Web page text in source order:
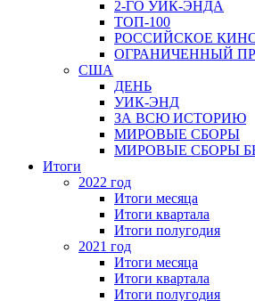
2-ГО УИК-ЭНДА
ТОП-100
РОССИЙСКОЕ
ОГРАНИЧЕННЫЙ
США
ДЕНЬ
УИК-ЭНД
ЗА ВСЮ ИСТОРИЮ
МИРОВЫЕ СБОРЫ
МИРОВЫЕ СБОРЫ
Итоги
2022 год
Итоги месяца
Итоги квартала
Итоги полугодия
2021 год
Итоги месяца
Итоги квартала
Итоги полугодия